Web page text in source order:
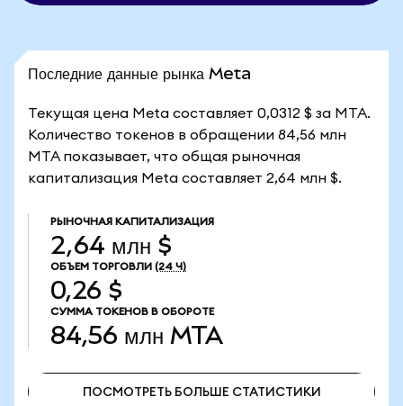
Последние данные рынка Meta
Текущая цена Meta составляет 0,0312 $ за MTA.
Количество токенов в обращении 84,56 млн
MTA показывает, что общая рыночная
капитализация Meta составляет 2,64 млн $.
РЫНОЧНАЯ КАПИТАЛИЗАЦИЯ
2,64 млн $
ОБЪЕМ ТОРГОВЛИ (24 Ч)
0,26 $
СУММА ТОКЕНОВ В ОБОРОТЕ
84,56 млн MTA
ПОСМОТРЕТЬ БОЛЬШЕ СТАТИСТИКИ